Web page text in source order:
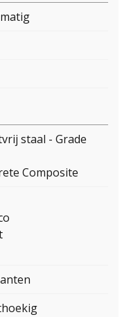
staal - Grade
Composite